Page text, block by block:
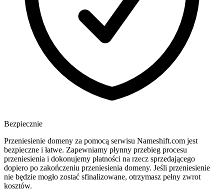
Bezpiecznie
Przeniesienie domeny za pomocą serwisu Nameshift.com jest
bezpieczne i łatwe. Zapewniamy płynny przebieg procesu
przeniesienia i dokonujemy płatności na rzecz sprzedającego
dopiero po zakończeniu przeniesienia domeny. Jeśli przeniesienie
nie będzie mogło zostać sfinalizowane, otrzymasz pełny zwrot
kosztów.